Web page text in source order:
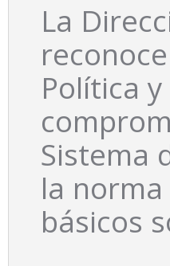
La
Política
Sistema
la
básicos